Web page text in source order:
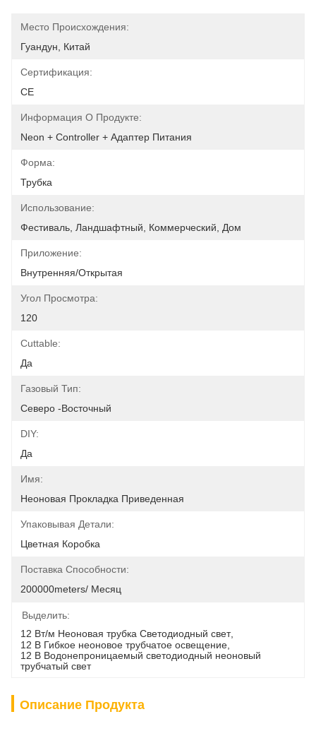
Место Происхождения:
Гуандун, Китай
Сертификация:
CE
Информация О Продукте:
Neon + Controller + Адаптер Питания
Форма:
Трубка
Использование:
Фестиваль, Ландшафтный, Коммерческий, Дом
Приложение:
Внутренняя/открытая
Угол Просмотра:
120
Cuttable:
Да
Газовый Тип:
Северо -восточный
DIY:
Да
Имя:
Неоновая Прокладка Приведенная
Упаковывая Детали:
Цветная Коробка
Поставка Способности:
200000meters/ Месяц
Выделить:
12 Вт/м Неоновая трубка Светодиодный свет,
12 В Гибкое неоновое трубчатое освещение
12 В Водонепроницаемый светодиодный неоновый
трубчатый свет
Описание Продукта